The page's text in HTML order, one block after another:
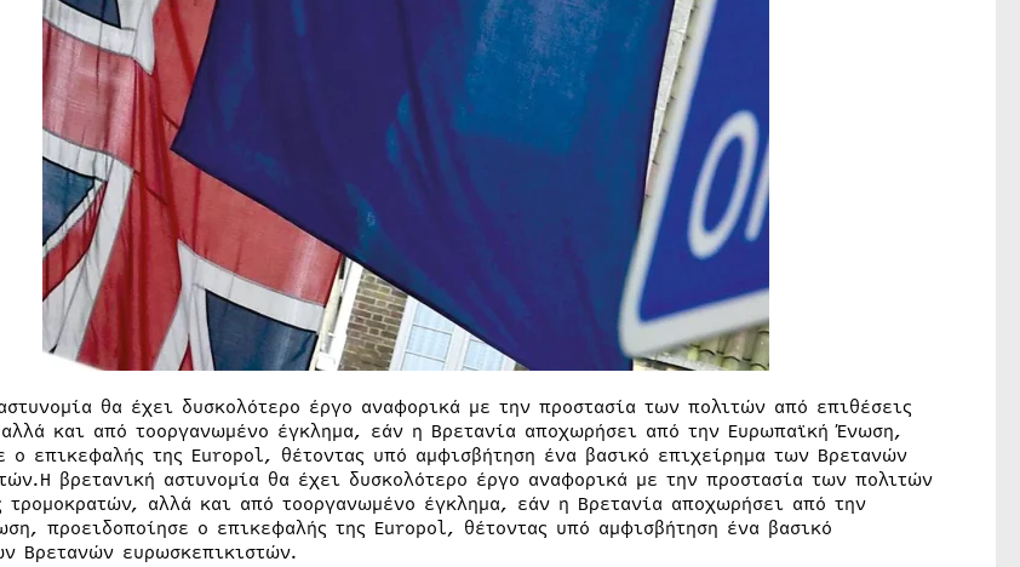
θα έχει δυσκολότερο έργο αναφορικά με την προστασία των πολιτών από επιθέσεις
και από τοοργανωμένο έγκλημα, εάν η Βρετανία αποχωρήσει από την Ευρωπαϊκή Ένωση,
ο επικεφαλής της Europol, θέτοντας υπό αμφισβήτηση ένα βασικό επιχείρημα των Βρετανών
βρετανική αστυνομία θα έχει δυσκολότερο έργο αναφορικά με την προστασία των πολιτών
τρομοκρατών, αλλά και από τοοργανωμένο έγκλημα, εάν η Βρετανία αποχωρήσει από την
προειδοποίησε ο επικεφαλής της Europol, θέτοντας υπό αμφισβήτηση ένα βασικό
Βρετανών ευρωσκεπικιστών.